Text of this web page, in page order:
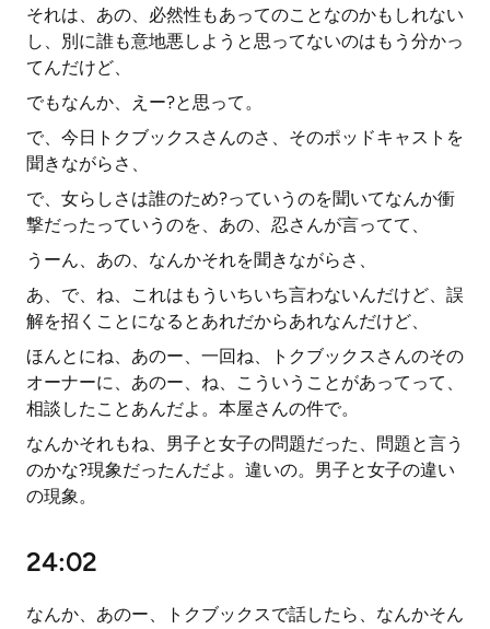
それは、あの、必然性もあってのことなのかもしれない
し、別に誰も意地悪しようと思ってないのはもう分かっ
てんだけど、
でもなんか、えー?と思って。
で、今日トクブックスさんのさ、そのポッドキャストを
聞きながらさ、
で、女らしさは誰のため?っていうのを聞いてなんか衝
撃だったっていうのを、あの、忍さんが言ってて、
うーん、あの、なんかそれを聞きながらさ、
あ、で、ね、これはもういちいち言わないんだけど、誤
解を招くことになるとあれだからあれなんだけど、
ほんとにね、あのー、一回ね、トクブックスさんのその
オーナーに、あのー、ね、こういうことがあってって、
相談したことあんだよ。本屋さんの件で。
なんかそれもね、男子と女子の問題だった、問題と言う
のかな?現象だったんだよ。違いの。男子と女子の違い
の現象。
24:02
なんか、あのー、トクブックスで話したら、なんかそん